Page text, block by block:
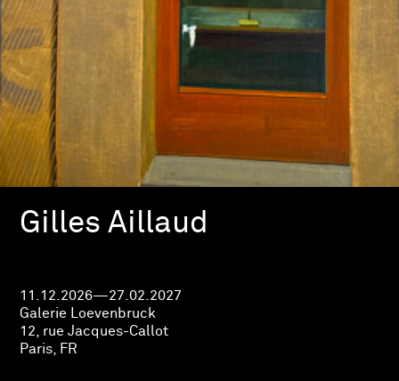
Gilles Aillaud
11.12.2026—27.02.2027
Galerie Loevenbruck
12, rue Jacques-Callot
Paris, FR